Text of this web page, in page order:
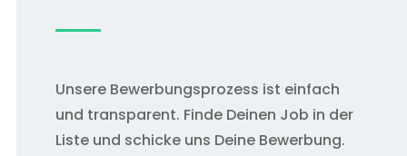
Unsere Bewerbungsprozess ist einfach
und transparent. Finde Deinen Job in der
Liste und schicke uns Deine Bewerbung.